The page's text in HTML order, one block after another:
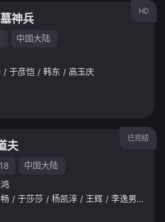
HD
神兵
中国大陆
/ 于彦恺 / 韩东 / 高玉庆
已完结
夫
中国大陆
/ 于莎莎 / 杨凯淳 / 王辉 / 李逸男 /